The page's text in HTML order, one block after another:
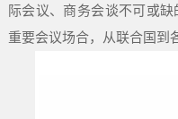
际会议、商务会谈不可或
重要会议场合，从联合国到